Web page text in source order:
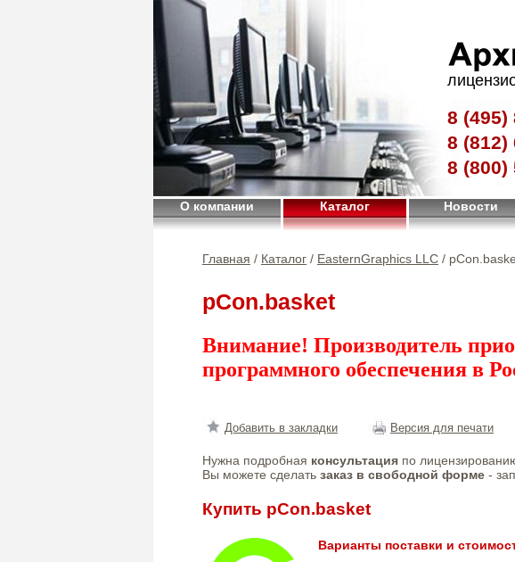
8 (495)
8 (812)
8 (800)
О компании Каталог Новости
Главная / Каталог / EasternGraphics LLC /
pCon.basket
Внимание! Производитель
программного обеспечения в
Добавить в закладки Версия для печати
Нужна подробная консультация по
Вы можете сделать заказ в свободной форме -
Купить pCon.basket
Варианты поставки и